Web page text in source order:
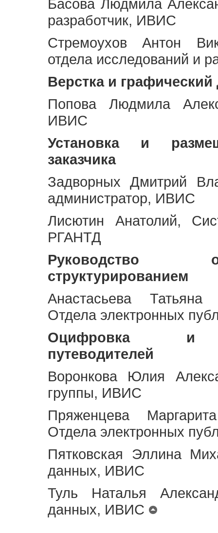
Басова Людмила
разработчик, ИВИС
Стремоухов Антон
отдела исследований и
Верстка и графический
Попова Людмила
ИВИС
Установка и
заказчика
Задворных Дмитрий
администратор, ИВИС
Лисютин Анатолий,
РГАНТД
Руководство
структурированием
Анастасьева Татьяна
Отдела электронных
Оцифровка и
путеводителей
Воронкова Юлия
группы, ИВИС
Пряженцева
Отдела электронных
Пятковская Эллина
данных, ИВИС
Туль Наталья
данных, ИВИС